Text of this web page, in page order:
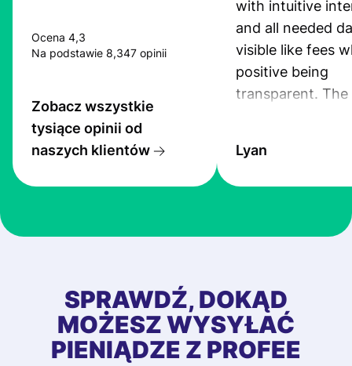
Ocena 4,3
Na podstawie 8,347 opinii
Zobacz wszystkie
tysiące opinii od
naszych klientów
with intuitive
and all needed
visible like fees
positive being
transparent. The
the exchange
at Profee is very
first started
app, and they
quick to provide
and helpful
Lyan
SPRAWDŹ, DOKĄD
MOŻESZ WYSYŁAĆ
PIENIĄDZE Z PROFEE